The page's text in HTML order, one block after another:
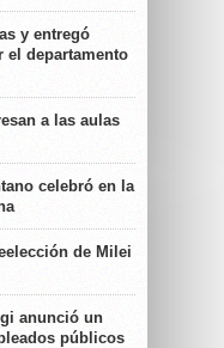
y entregó
el departamento
a las aulas
celebró en la
de Milei
anunció un
públicos